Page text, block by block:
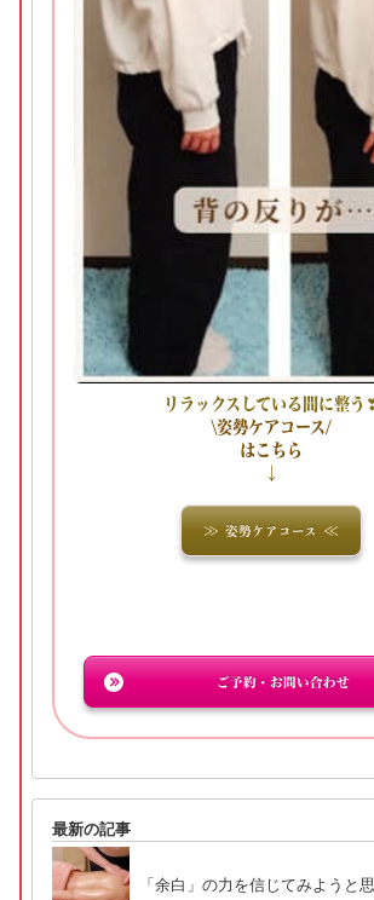
リラックスしている間に整う
\姿勢ケアコース/
はこちら
↓
姿勢ケアコース
ご予約・お問い合わせ
最新の記事
「余白」の力を信じてみようと